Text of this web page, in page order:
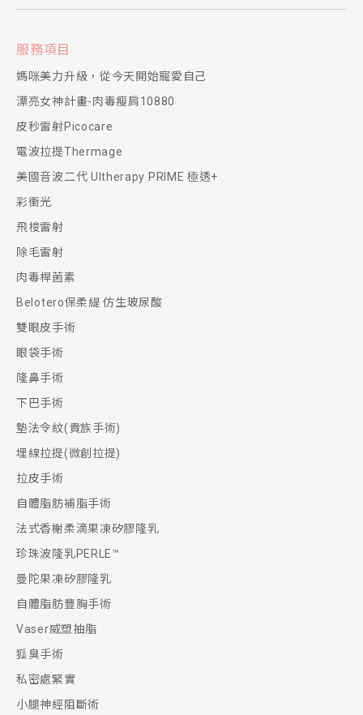
服務項目
媽咪美力升級，從今天開始寵愛自己
漂亮女神計畫-肉毒瘦肩10880
皮秒雷射Picocare
電波拉提Thermage
美國音波二代 Ultherapy PRIME 極透+
彩衝光
飛梭雷射
除毛雷射
肉毒桿菌素
Belotero保柔緹 仿生玻尿酸
雙眼皮手術
眼袋手術
隆鼻手術
下巴手術
墊法令紋(貴族手術)
埋線拉提(微創拉提)
拉皮手術
自體脂肪補脂手術
法式香榭柔滴果凍矽膠隆乳
珍珠波隆乳PERLE™
曼陀果凍矽膠隆乳
自體脂肪豐胸手術
Vaser威塑抽脂
狐臭手術
私密處緊實
小腿神經阻斷術